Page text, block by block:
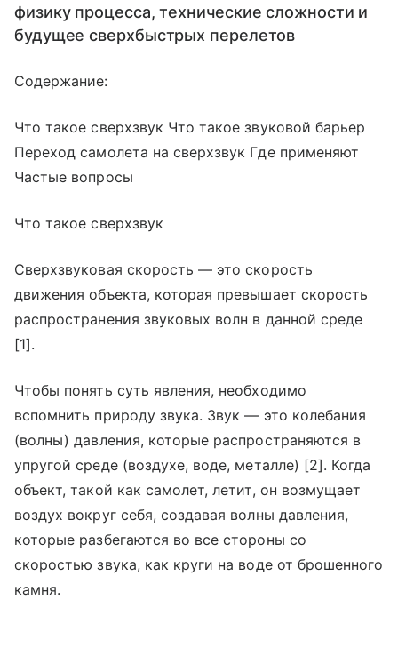
физику процесса, технические сложности и
будущее сверхбыстрых перелетов
Содержание:
Что такое сверхзвук Что такое звуковой барьер
Переход самолета на сверхзвук Где применяют
Частые вопросы
Что такое сверхзвук
Сверхзвуковая скорость — это скорость
движения объекта, которая превышает скорость
распространения звуковых волн в данной среде
[1].
Чтобы понять суть явления, необходимо
вспомнить природу звука. Звук — это колебания
(волны) давления, которые распространяются в
упругой среде (воздухе, воде, металле) [2]. Когда
объект, такой как самолет, летит, он возмущает
воздух вокруг себя, создавая волны давления,
которые разбегаются во все стороны со
скоростью звука, как круги на воде от брошенного
камня.